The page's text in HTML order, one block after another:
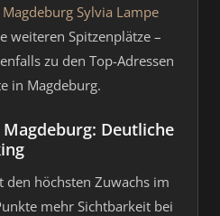
Sylvia Lampe
weiteren Spitzenplätze –
zu den Top-Adressen
in Magdeburg.
Deutliche
höchsten Zuwachs im
mehr Sichtbarkeit bei